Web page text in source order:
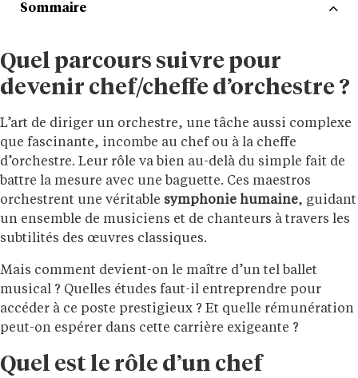
Quel parcours suivre pour
devenir chef/cheffe d’orchestre ?
L’art de diriger un orchestre, une tâche aussi complexe
que fascinante, incombe au chef ou à la cheffe
d’orchestre. Leur rôle va bien au-delà du simple fait de
battre la mesure avec une baguette. Ces maestros
orchestrent une véritable symphonie humaine, guidant
un ensemble de musiciens et de chanteurs à travers les
subtilités des œuvres classiques.
Mais comment devient-on le maître d’un tel ballet
musical ? Quelles études faut-il entreprendre pour
accéder à ce poste prestigieux ? Et quelle rémunération
peut-on espérer dans cette carrière exigeante ?
Quel est le rôle d’un chef
Sommaire